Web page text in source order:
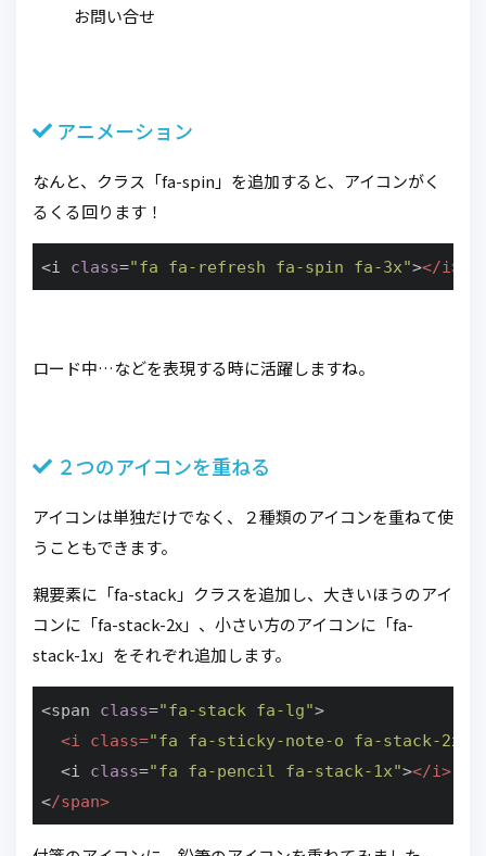
お問い合せ
アニメーション
なんと、クラス「fa-spin」を追加すると、アイコンがく
るくる回ります！
<i class="fa fa-refresh fa-spin fa-3x"></i>
ロード中…などを表現する時に活躍しますね。
２つのアイコンを重ねる
アイコンは単独だけでなく、２種類のアイコンを重ねて使
うこともできます。
親要素に「fa-stack」クラスを追加し、大きいほうのアイ
コンに「fa-stack-2x」、小さい方のアイコンに「fa-
stack-1x」をそれぞれ追加します。
<span class="fa-stack fa-lg">
<i class="fa fa-sticky-note-o fa-stack-2x"
  <i
class="fa fa-pencil fa-stack-1x"></i>
</span>